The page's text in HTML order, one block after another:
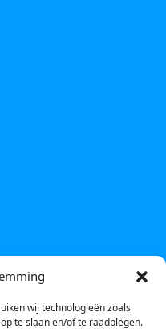
wij technologieën zoals
te slaan en/of te raadplegen.